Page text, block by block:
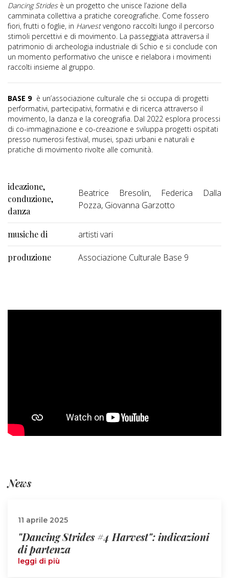
Dancing Stridesè un progetto che unisce l’azione della
camminata collettiva a pratiche coreografiche. Come fossero
fiori, frutti o foglie, in Harvestvengono raccolti lungo il percorso
stimoli percettivi e di movimento. La passeggiata attraversa il
patrimonio di archeologia industriale di Schio e si conclude con
un momento performativo che unisce e rielabora i movimenti
raccolti insieme al gruppo.
BASE 9 è un’associazione culturale che si occupa di progetti
performativi, partecipativi, formativi e di ricerca attraverso il
movimento, la danza e la coreografia. Dal 2022 esplora processi
di co-immaginazione e co-creazione e sviluppa progetti ospitati
presso numerosi festival, musei, spazi urbani e naturali e
pratiche di movimento rivolte alle comunità.
ideazione,
conduzione,
danza
Beatrice Bresolin, Federica Dalla
Pozza, Giovanna Garzotto
musiche di artisti vari
produzione Associazione Culturale Base 9
News
11 aprile 2025
"Dancing Strides #4 Harvest": indicazioni
di partenza
leggi di più